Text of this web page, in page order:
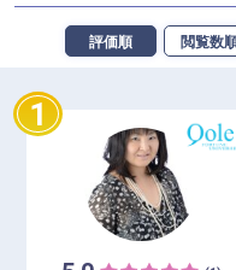
評価順 閲覧数
1